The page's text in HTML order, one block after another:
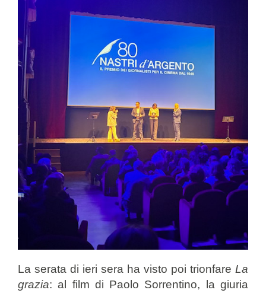
La serata di ieri sera ha visto poi trionfare La
grazia: al film di Paolo Sorrentino, la giuria